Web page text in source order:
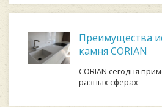
Преимущества
камня CORIAN
CORIAN сегодня
разных сферах